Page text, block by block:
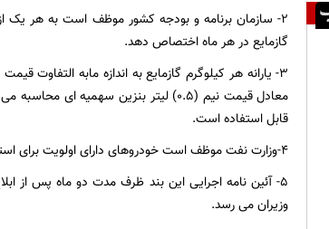
گازمایع در هر ماه اختصاص دهد.
۳- یارانه هر کیلوگرم گازمایع به اندازه مابه
معادل قیمت نیم (۰.۵) لیتر بنزین
قابل استفاده است.
۴-وزارت نفت موظف است خودروهای دارای اولویت برای استفاده از سوخت مایع و همچنین میزان کارمزد جایگاه های توزیع آن را تعیین نماید.
۵- آئین نامه اجرایی این بند ظرف مدت دو ماه پس از
وزیران می رسد.